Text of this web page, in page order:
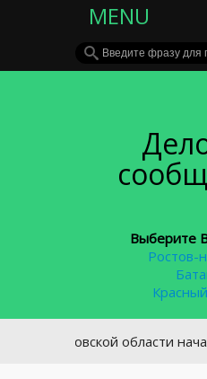
MENU
Выберите
Ростов-
области начала